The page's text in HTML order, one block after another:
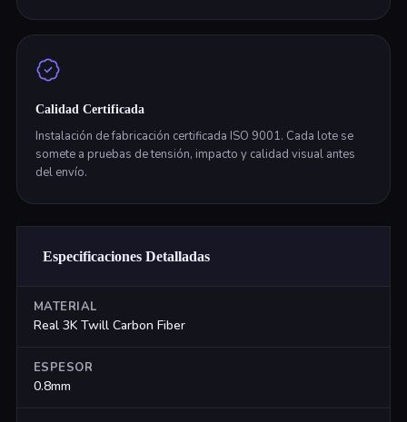
Calidad Certificada
Instalación de fabricación certificada ISO 9001. Cada lote se
somete a pruebas de tensión, impacto y calidad visual antes
del envío.
Especificaciones Detalladas
MATERIAL
Real 3K Twill Carbon Fiber
ESPESOR
0.8mm